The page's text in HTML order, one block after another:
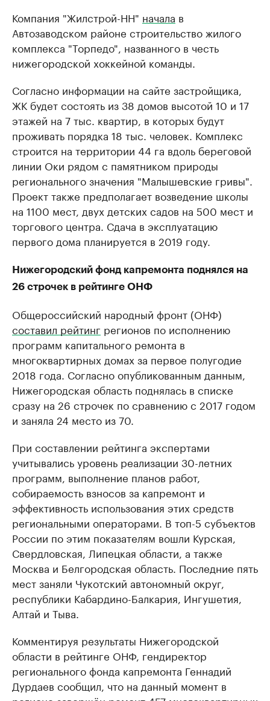
Компания "Жилстрой-НН" начала в
Автозаводском районе строительство жилого
комплекса "Торпедо", названного в честь
нижегородской хоккейной команды.
Согласно информации на сайте застройщика,
ЖК будет состоять из 38 домов высотой 10 и 17
этажей на 7 тыс. квартир, в которых будут
проживать порядка 18 тыс. человек. Комплекс
строится на территории 44 га вдоль береговой
линии Оки рядом с памятником природы
регионального значения "Малышевские гривы".
Проект также предполагает возведение школы
на 1100 мест, двух детских садов на 500 мест и
торгового центра. Сдача в эксплуатацию
первого дома планируется в 2019 году.
Нижегородский фонд капремонта поднялся на
26 строчек в рейтинге ОНФ
Общероссийский народный фронт (ОНФ)
составил рейтинг регионов по исполнению
программ капитального ремонта в
многоквартирных домах за первое полугодие
2018 года. Согласно опубликованным данным,
Нижегородская область поднялась в списке
сразу на 26 строчек по сравнению с 2017 годом
и заняла 24 место из 70.
При составлении рейтинга экспертами
учитывались уровень реализации 30-летних
программ, выполнение планов работ,
собираемость взносов за капремонт и
эффективность использования этих средств
региональными операторами. В топ-5 субъектов
России по этим показателям вошли Курская,
Свердловская, Липецкая области, а также
Москва и Белгородская область. Последние пять
мест заняли Чукотский автономный округ,
республики Кабардино-Балкария, Ингушетия,
Алтай и Тыва.
Комментируя результаты Нижегородской
области в рейтинге ОНФ, гендиректор
регионального фонда капремонта Геннадий
Дурдаев сообщил, что на данный момент в